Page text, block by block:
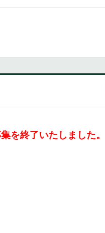
を終了いたしました。